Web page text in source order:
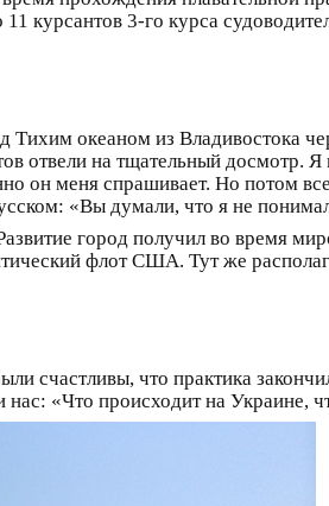
3-го курса
Тихим океаном из
отвели на тщательный досмотр.
он меня спрашивает. Но потом
«Вы думали, что я не
город получил во время
флот США. Тут же
счастливы, что практика
нас: «Что происходит на Украине,